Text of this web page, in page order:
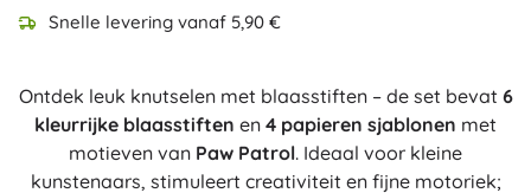
Snelle levering vanaf 5,90 €
Ontdek leuk knutselen met blaasstiften – de set bevat 6
kleurrijke blaasstiften en 4 papieren sjablonen met
motieven van Paw Patrol. Ideaal voor kleine
kunstenaars, stimuleert creativiteit en fijne motoriek;